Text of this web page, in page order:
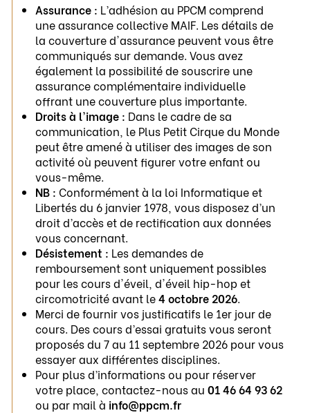
Assurance : L’adhésion au PPCM comprend
une assurance collective MAIF. Les détails de
la couverture d'assurance peuvent vous être
communiqués sur demande. Vous avez
également la possibilité de souscrire une
assurance complémentaire individuelle
offrant une couverture plus importante.
Droits à l'image : Dans le cadre de sa
communication, le Plus Petit Cirque du Monde
peut être amené à utiliser des images de son
activité où peuvent figurer votre enfant ou
vous-même.
NB : Conformément à la loi Informatique et
Libertés du 6 janvier 1978, vous disposez d’un
droit d’accès et de rectification aux données
vous concernant.
Désistement : Les demandes de
remboursement sont uniquement possibles
pour les cours d'éveil, d'éveil hip-hop et
circomotricité avant le4 octobre 2026.
Merci de fournir vos justificatifs le 1er jour de
cours. Des cours d’essai gratuits vous seront
proposés du 7 au 11 septembre 2026 pour vous
essayer aux différentes disciplines.
Pour plus d’informations ou pour réserver
votre place, contactez-nous au 01 46 64 93 62
ou par mail à info@ppcm.fr